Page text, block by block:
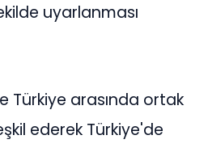
uyarlanması
Türkiye arasında ortak
ederek Türkiye'de